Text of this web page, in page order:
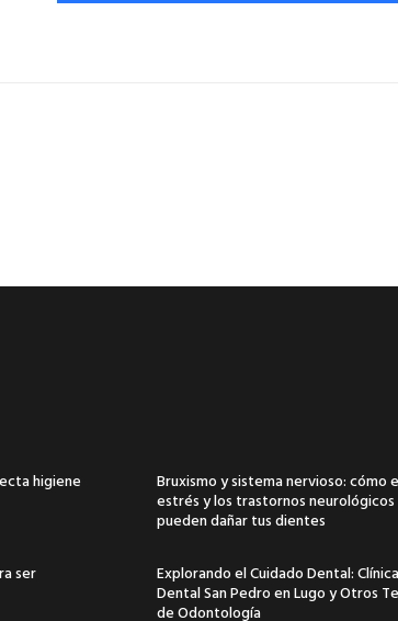
higiene
Bruxismo y sistema nervioso: cómo
estrés y los trastornos neurológicos
pueden dañar tus dientes
ser
Explorando el Cuidado Dental: Clínica
Dental San Pedro en Lugo y Otros
de Odontología